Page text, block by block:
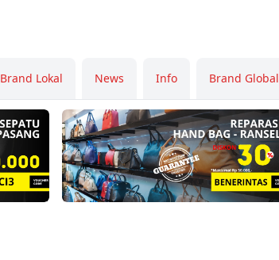
Brand Lokal News Info Brand Global